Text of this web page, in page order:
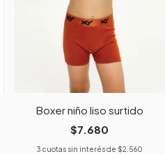
Boxer niño liso surtido
$7.680
3 cuotas sin interés de $2.560